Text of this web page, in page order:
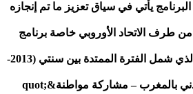
يأتي في سياق تعزيز ما تم إنجازه
طرف الاتحاد الأوروبي خاصة برنامج
المجتمع المدني&quot;، الذي شمل الفترة الممتدة بين سنتي (2013-
&quot;دعم المجتمع المدني بالمغرب – مشاركة مواطنة&quot;